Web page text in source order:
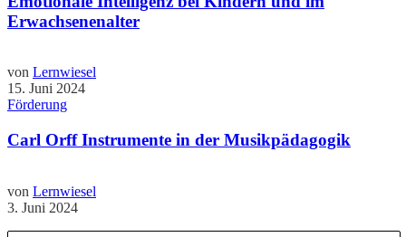
Erwachsenenalter
von Lernwiesel
15. Juni 2024
Förderung
Carl Orff Instrumente in der Musikpädagogik
von Lernwiesel
3. Juni 2024